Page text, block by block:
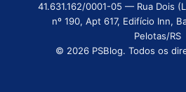
41.631.162/0001-05 — Rua Dois
nº 190, Apt 617, Edifício Inn,
Pelotas/RS
© 2026 PSBlog. Todos os